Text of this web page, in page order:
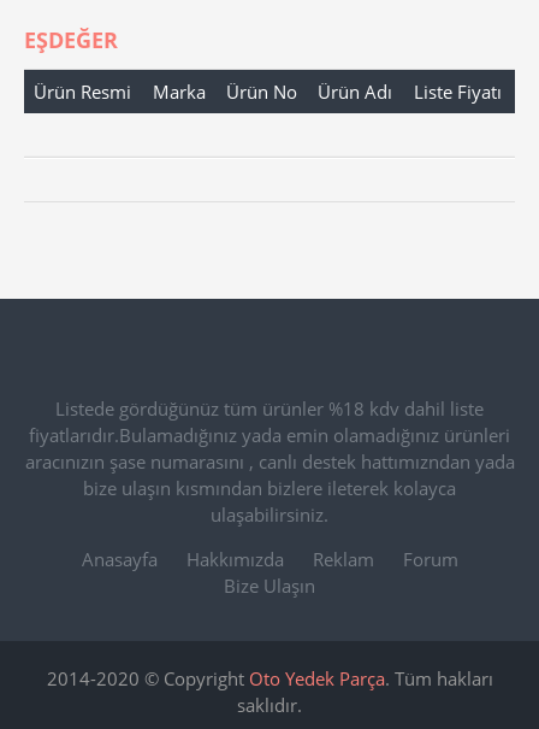
EŞDEĞER
Ürün Resmi Marka Ürün No Ürün Adı Liste Fiyatı
Listede gördüğünüz tüm ürünler %18 kdv dahil liste
fiyatlarıdır.Bulamadığınız yada emin olamadığınız ürünleri
aracınızın şase numarasını , canlı destek hattımızndan yada
bize ulaşın kısmından bizlere ileterek kolayca
ulaşabilirsiniz.
Anasayfa
Hakkımızda Reklam
Forum
Bize Ulaşın
2014-2020 © Copyright Oto Yedek Parça. Tüm hakları
saklıdır.